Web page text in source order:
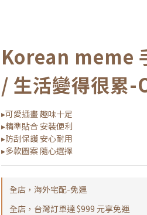
Korean meme
/ 生活變得很累-
▸可愛插畫 趣味十足
▸精準貼合 安裝便利
▸防刮保護 安心耐用
▸多款圖案 隨心選擇
全店，海外宅配-免運
全店，台灣訂單達 $999 元享免運